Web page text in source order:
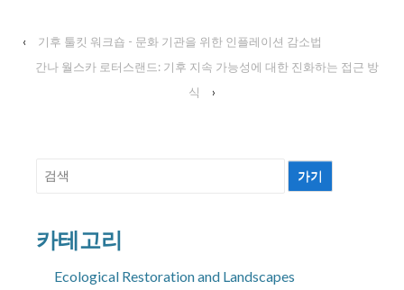
‹
기후 툴킷 워크숍 - 문화 기관을 위한 인플레이션 감소법
간나 월스카 로터스랜드: 기후 지속 가능성에 대한 진화하는 접근 방
식
›
검
카테고리
Ecological Restoration and Landscapes